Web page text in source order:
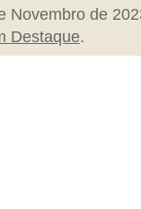
Novembro de
Destaque.